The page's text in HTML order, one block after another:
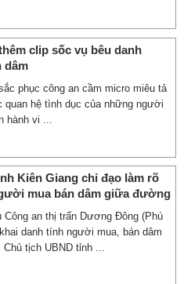
clip sốc vụ bêu danh
dâm
phục công an cầm micro miêu tả
quan hệ tình dục của những người
hành vi ...
Kiên Giang chỉ đạo làm rõ
mua bán dâm giữa đường
Công an thị trấn Dương Đông (Phú
danh tính người mua, bán dâm
tịch UBND tỉnh ...